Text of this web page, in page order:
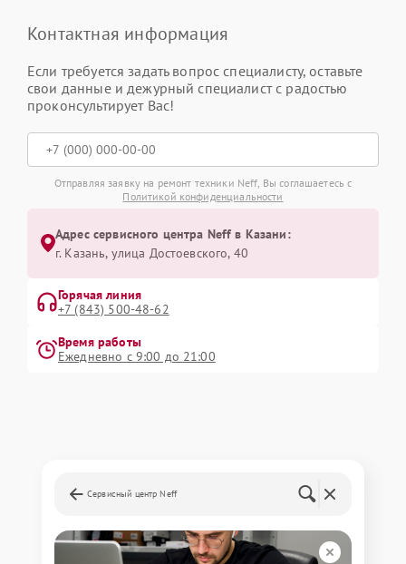
Контактная информация
Если требуется задать вопрос специалисту, оставьте
свои данные и дежурный специалист с радостью
проконсультирует Вас!
Отправляя заявку на ремонт техники Neff, Вы соглашаетесь с
Политикой конфиденциальности
Адрес сервисного центра Neff в Казани:
г. Казань, улица Достоевского, 40
Горячая линия
+7 (843) 500-48-62
Время работы
Ежедневно с 9:00 до 21:00
Сервисный центр Neff